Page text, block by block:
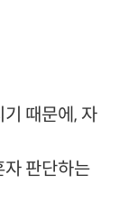
때문에, 자
자 판단하는